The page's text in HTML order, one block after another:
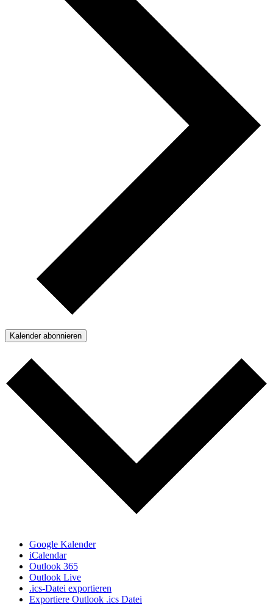
Kalender abonnieren
Google Kalender
iCalendar
Outlook 365
Outlook Live
.ics-Datei exportieren
Exportiere Outlook .ics Datei